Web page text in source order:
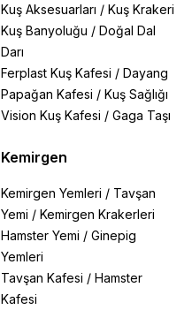
Kuş Aksesuarları / Kuş Krakeri
Kuş Banyoluğu / Doğal Dal
Darı
Ferplast Kuş Kafesi / Dayang
Papağan Kafesi / Kuş Sağlığı
Vision Kuş Kafesi / Gaga Taşı
Kemirgen
Kemirgen Yemleri / Tavşan
Yemi / Kemirgen Krakerleri
Hamster Yemi / Ginepig
Yemleri
Tavşan Kafesi / Hamster
Kafesi